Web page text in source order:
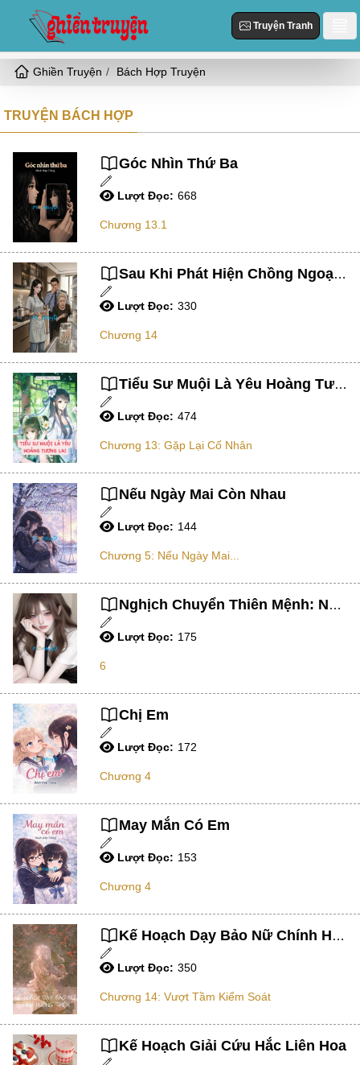
Truyện Tranh
Danh Sách
Truyện Mới Cập Nhật
Truyện Mới Đăng
Truyện Hoàn Thành
Thể loại
Hiện Đại
Ngôn Tình
HE
Nữ Cường
Vả Mặt
Cổ Đại
Ngọt
Đô Thị
Chữa Lành
Sủng
Trả Thù
Gia Đình
Hài Hước
Trọng Sinh
Hào Môn Thế Gia
Ngược
Xuyên Không
Tiểu Thuyết
Đoản Văn
Tổng Tài
Hệ Thống
Truy Thê
Linh Dị
Cung Đấu
Huyền Huyễn
Dưỡng Thê
Hư Cấu Kỳ Ảo
Gia Đấu
Kinh Dị
Gương Vỡ Không Lành
Xuyên Sách
Truyện Tranh
Tùy Chỉnh
Đăng Nhập
Ghiền Truyện Bách Hợp Truyện
TRUYỆN BÁCH HỢP
Góc Nhìn Thứ Ba
Lượt Đọc: 668
Chương 13.1
Sau Khi Phát Hiện Chồng Ngoại Tình, Gã Chồng Bạo Hành Tôi Đã Mất Tích
Lượt Đọc: 330
Chương 14
Tiểu Sư Muội Là Yêu Hoàng Tương Lai Thì Phải Làm Sao??
Lượt Đọc: 474
Chương 13: Gặp Lại Cố Nhân
Nếu Ngày Mai Còn Nhau
Lượt Đọc: 144
Chương 5: Nếu Ngày Mai...
Nghịch Chuyển Thiên Mệnh: Nữ Phụ Mạt Thế Thức Tỉnh.
Lượt Đọc: 175
6
Chị Em
Lượt Đọc: 172
Chương 4
May Mắn Có Em
Lượt Đọc: 153
Chương 4
Kế Hoạch Dạy Bảo Nữ Chính Hướng Thiện
Lượt Đọc: 350
Chương 14: Vượt Tầm Kiểm Soát
Kế Hoạch Giải Cứu Hắc Liên Hoa